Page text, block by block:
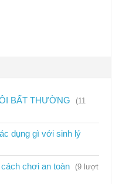
AIDS
ma túy
BẤT THƯỜNG
(11
dụng gì với sinh lý
chơi an toàn
(9 lượt